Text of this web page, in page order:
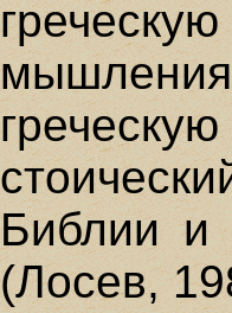
Библии и
(Лосев,